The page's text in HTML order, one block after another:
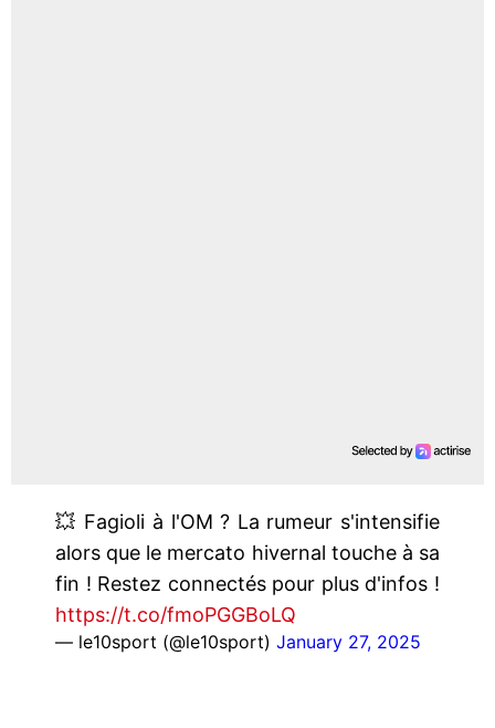
💥 Fagioli à l'OM ? La rumeur s'intensifie
alors que le mercato hivernal touche à sa
fin ! Restez connectés pour plus d'infos !
https://t.co/fmoPGGBoLQ
— le10sport (@le10sport) January 27, 2025